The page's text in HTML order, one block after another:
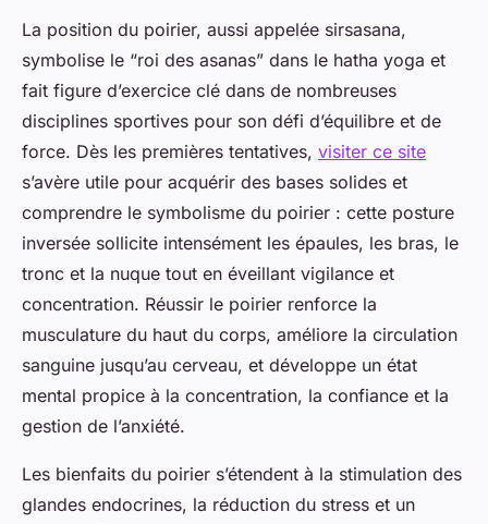
La position du poirier, aussi appelée sirsasana,
symbolise le “roi des asanas” dans le hatha yoga et
fait figure d’exercice clé dans de nombreuses
disciplines sportives pour son défi d’équilibre et de
force. Dès les premières tentatives, visiter ce site
s’avère utile pour acquérir des bases solides et
comprendre le symbolisme du poirier : cette posture
inversée sollicite intensément les épaules, les bras, le
tronc et la nuque tout en éveillant vigilance et
concentration. Réussir le poirier renforce la
musculature du haut du corps, améliore la circulation
sanguine jusqu’au cerveau, et développe un état
mental propice à la concentration, la confiance et la
gestion de l’anxiété.
Les bienfaits du poirier s’étendent à la stimulation des
glandes endocrines, la réduction du stress et un